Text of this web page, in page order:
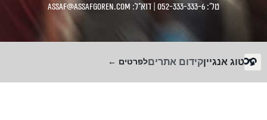
טל': 052-333-333-6 | דוא"ל: Assaf@assafgoren.com
טוג אנגייןקידום אתריםלפרטים ←